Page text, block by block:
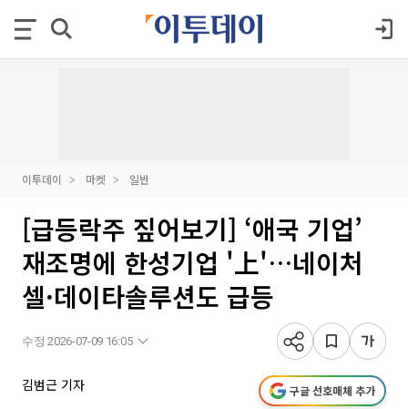
이투데이 마켓 일반
[급등락주 짚어보기] ‘애국 기업’
재조명에 한성기업 '上'…네이처
셀·데이타솔루션도 급등
수정 2026-07-09 16:05
김범근 기자 구글 선호매체 추가